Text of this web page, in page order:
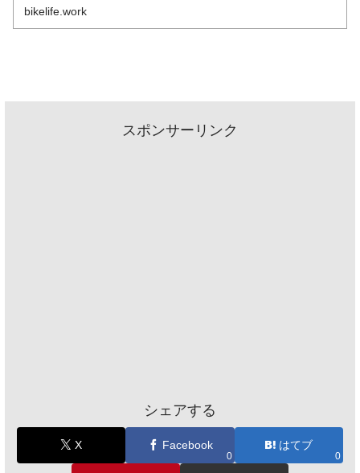
bikelife.work
スポンサーリンク
シェアする
X Facebook
0
はてブ
0